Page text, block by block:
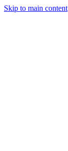
Skip to main content